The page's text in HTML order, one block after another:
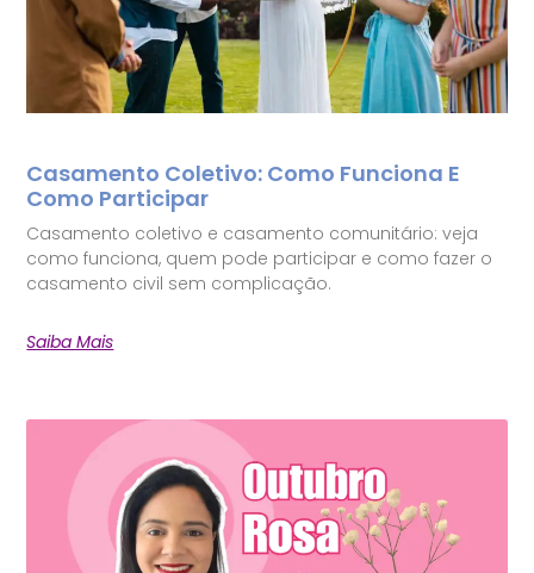
Casamento Coletivo: Como Funciona E
Como Participar
Casamento coletivo e casamento comunitário: veja
como funciona, quem pode participar e como fazer o
casamento civil sem complicação.
Saiba Mais